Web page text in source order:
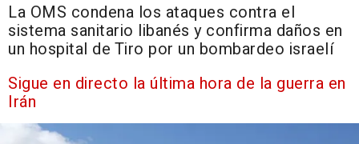
La OMS condena los ataques contra el
sistema sanitario libanés y confirma daños en
un hospital de Tiro por un bombardeo israelí
Sigue en directo la última hora de la guerra en
Irán